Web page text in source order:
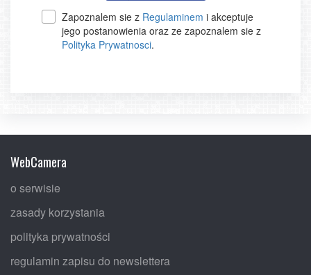
Zapoznalem sie z Regulaminem i akceptuje
jego postanowienia oraz ze zapoznalem sie z
Polityka Prywatnosci.
WebCamera
o serwisie
zasady korzystania
polityka prywatności
regulamin zapisu do newslettera